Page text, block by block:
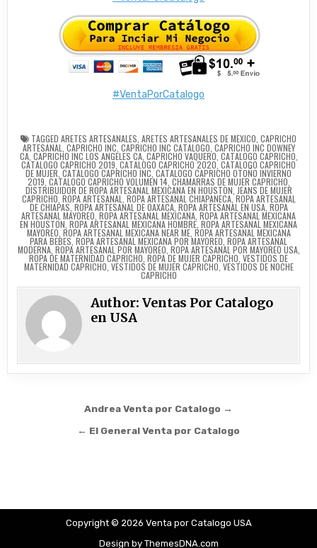
#VentaPorCatalogo
TAGGED ARETES ARTESANALES ARETES ARTESANALES DE MEXICO CAPRICHO
ARTESANAL CAPRICHO INC CAPRICHO INC CATALOGO CAPRICHO INC DOWNEY
CA, CAPRICHO INC LOS ANGELES CA, CAPRICHO VAQUERO CATALOGO CAPRICHO
CATALOGO CAPRICHO 2019 CATALOGO CAPRICHO 2020, CATALOGO CAPRICHO
DE MUJER CATALOGO CAPRICHO INC CATALOGO CAPRICHO OTOÑO INVIERNO
2019 CATALOGO CAPRICHO VOLUMEN 14, CHAMARRAS DE MUJER CAPRICHO
DISTRIBUIDOR DE ROPA ARTESANAL MEXICANA EN HOUSTON JEANS DE MUJER
CAPRICHO ROPA ARTESANAL ROPA ARTESANAL CHIAPANECA,ROPA ARTESANAL
DE CHIAPAS ROPA ARTESANAL DE OAXACA, ROPA ARTESANAL EN USA, ROPA
ARTESANAL MAYOREO ROPA ARTESANAL MEXICANA ROPA ARTESANAL MEXICANA
EN HOUSTON ROPA ARTESANAL MEXICANA HOMBRE ROPA ARTESANAL MEXICANA
MAYOREO ROPA ARTESANAL MEXICANA NEAR ME, ROPA ARTESANAL MEXICANA
PARA BEBES ROPA ARTESANAL MEXICANA POR MAYOREO ROPA ARTESANAL
MODERNA, ROPA ARTESANAL POR MAYOREO ROPA ARTESANAL POR MAYOREO USA,
ROPA DE MATERNIDAD CAPRICHO ROPA DE MUJER CAPRICHO VESTIDOS DE
MATERNIDAD CAPRICHO VESTIDOS DE MUJER CAPRICHO VESTIDOS DE NOCHE
CAPRICHO
Author:Ventas Por Catalogo
en USA
Post navigation
Andrea Venta por Catalogo →
← El General Venta por Catalogo
Copyright © 2026 Venta por Catalogo USA
Design by ThemesDNA.com